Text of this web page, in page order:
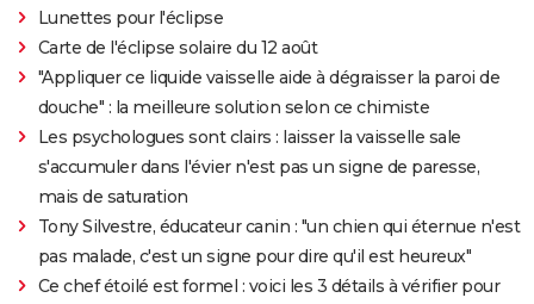
Lunettes pour l'éclipse
Carte de l'éclipse solaire du 12 août
"Appliquer ce liquide vaisselle aide à dégraisser la paroi de
douche" : la meilleure solution selon ce chimiste
Les psychologues sont clairs : laisser la vaisselle sale
s'accumuler dans l'évier n'est pas un signe de paresse,
mais de saturation
Tony Silvestre, éducateur canin : "un chien qui éternue n'est
pas malade, c'est un signe pour dire qu'il est heureux"
Ce chef étoilé est formel : voici les 3 détails à vérifier pour